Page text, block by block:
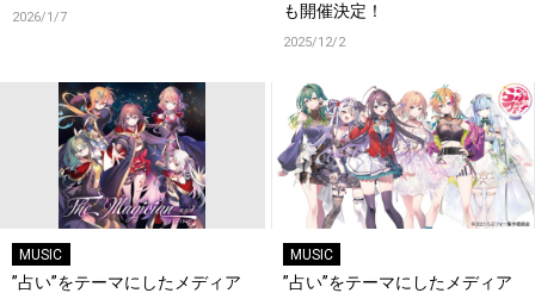
2026/1/7
も開催決定！
2025/12/2
MUSIC
”占い”をテーマにしたメディア
MUSIC
”占い”をテーマにしたメディア